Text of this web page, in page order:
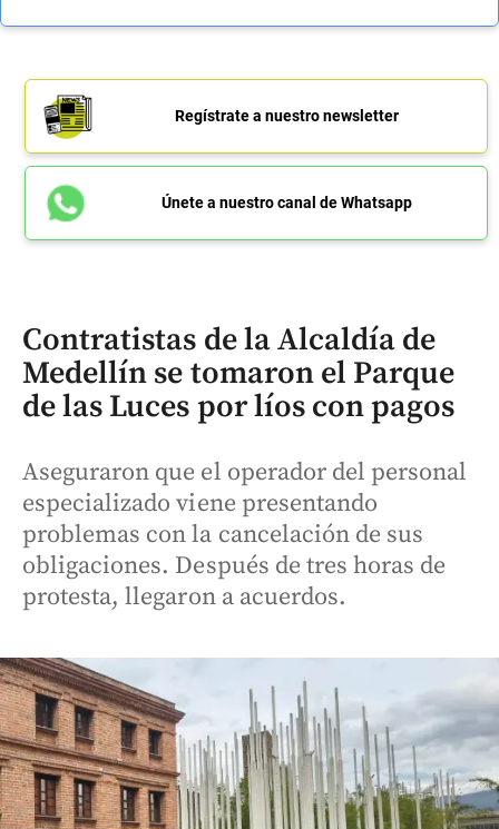
Regístrate a nuestro newsletter
Únete a nuestro canal de Whatsapp
Contratistas de la Alcaldía de
Medellín se tomaron el Parque
de las Luces por líos con pagos
Aseguraron que el operador del personal
especializado viene presentando
problemas con la cancelación de sus
obligaciones. Después de tres horas de
protesta, llegaron a acuerdos.